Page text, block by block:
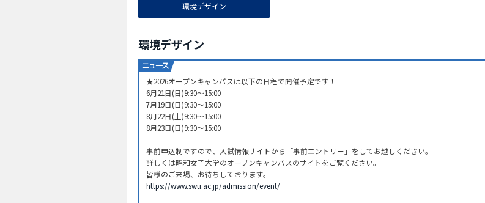
環境デザイン
環境デザイン
★2026オープンキャンパスは以下の日程で開催予定です！
6月21日(日)9:30～15:00
7月19日(日)9:30～15:00
8月22日(土)9:30～15:00
8月23日(日)9:30～15:00
事前申込制ですので、入試情報サイトから「事前エントリー」をしてお越しください。
詳しくは昭和女子大学のオープンキャンパスのサイトをご覧ください。
皆様のご来場、お待ちしております。
https://www.swu.ac.jp/admission/event/